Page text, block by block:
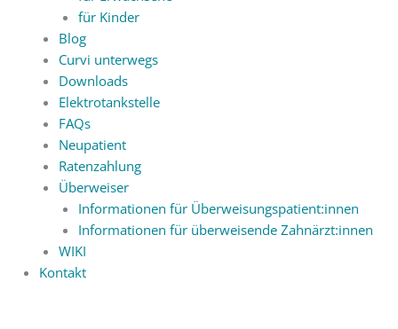
für Kinder
Blog
Curvi unterwegs
Downloads
Elektrotankstelle
FAQs
Neupatient
Ratenzahlung
Überweiser
Informationen für Überweisungspatient:innen
Informationen für überweisende Zahnärzt:innen
WIKI
Kontakt